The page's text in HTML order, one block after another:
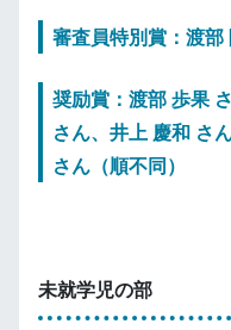
審査員特別賞：渡部
奨励賞：渡部 歩果
さん、井上 慶和 さ
さん（順不同）
未就学児の部